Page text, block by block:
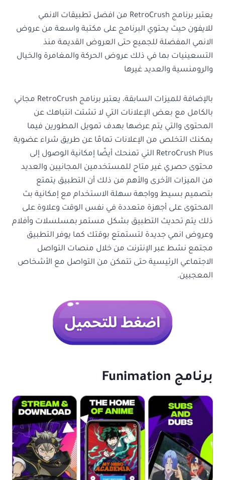
يعتبر برنامج RetroCrush من افضل تطبيقات الانمي
للايفون حيث يحتوي البرنامج على مكتبة واسعة من عروض
الانمي المفضلة للجميع حتى العروض القديمة منذ
التسعينيات بما في ذلك عروض الحركة والمغامرة والخيال
والرومنسية والعديد غيرها
بالإضافة للميزات السابقة، يعتبر برنامج RetroCrush مجاني
بالكامل مع بعض الإعلانات التي لا تشتت انتباهك عن
المحتوى والتي يتم عرضها بهدف تمويل المطورين فيما
يمكنك التخلص من الإعلانات تمامًا عن طريق شراء عضوية
RetroCrush Plus التي تمنحك أيضًا إمكانية الوصول إلى
محتوى حصري غير متاح للمستخدمين المجانيين والعديد
من الميزات الأخرى والأهم من ذلك أن التطبيق يتمتع
بتصميم بسيط وواجهة سهلة الاستخدام مع إمكانية بث
المحتوى على أجهزة متعددة في نفس الوقت وعلاوة على
ذلك يتم تحديث التطبيق بشكل مستمر بمسلسلات وأفلام
وعروض انمي جديدة لتستمتع بوقتك كما يوفر التطبيق
مجتمع نشط عبر الإنترنت من خلال منصات التواصل
الاجتماعي الرئيسية حتى تتمكن من التواصل مع الأشخاص
المعجبين.
برنامج Funimation